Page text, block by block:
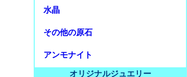
水晶
その他の原石
アンモナイト
オリジナルジュエリー